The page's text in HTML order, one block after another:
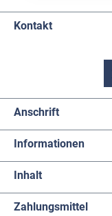
Kontakt
Anschrift
Informationen
Inhalt
Zahlungsmittel